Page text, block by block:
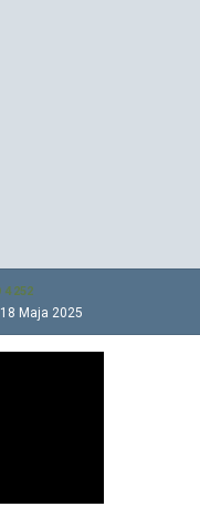
4 252
18 Maja 2025